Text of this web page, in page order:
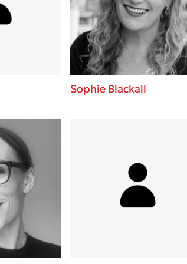
Baccalario
Εύκολη
από τον
3 βιβλία
μια μέρα!
Διακοπές
παύση σε
Sophie Blackall